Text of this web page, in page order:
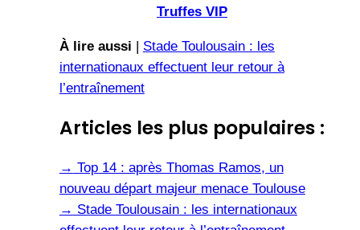
Truffes VIP
À lire aussi | Stade Toulousain : les
internationaux effectuent leur retour à
l’entraînement
Articles les plus populaires :
→ Top 14 : après Thomas Ramos, un
nouveau départ majeur menace Toulouse
→ Stade Toulousain : les internationaux